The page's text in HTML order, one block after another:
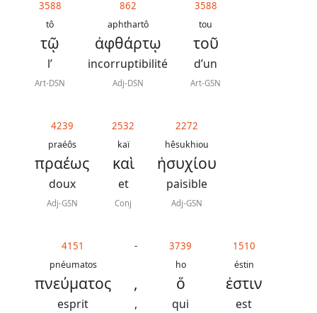
3588
tô
τῷ
l’
Art-DSN
862
aphthartô
ἀφθάρτῳ
incorruptibilité
Adj-DSN
3588
tou
τοῦ
d’un
Art-GSN
4239
praéôs
πραέως
doux
Adj-GSN
2532
kaï
καὶ
et
Conj
2272
hêsukhiou
ἡσυχίου
paisible
Adj-GSN
4151
pnéumatos
πνεύματος
esprit
-
,
,
3739
ho
ὅ
qui
1510
éstin
ἐστιν
est